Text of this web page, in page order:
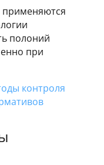
применяются
полоний
при
контроля